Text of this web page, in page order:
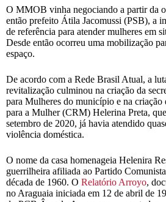
O MMOB vinha negociando a partir da
então prefeito Átila Jacomussi (PSB), a
de referência para atender mulheres em
Desde então ocorreu uma mobilização
espaço.
De acordo com a Rede Brasil Atual, a
revitalização culminou na criação da
para Mulheres do município e na criação
para a Mulher (CRM) Helerina Preta,
setembro de 2020, já havia atendido
violência doméstica.
O nome da casa homenageia Helenira
guerrilheira afiliada ao Partido
década de 1960. O Relatório Arroyo,
no Araguaia iniciada em 12 de abril de